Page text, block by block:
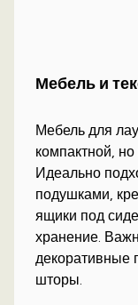
Мебель и
Мебель для
компактной,
Идеально
подушками,
ящики под
хранение.
декоративные
шторы.